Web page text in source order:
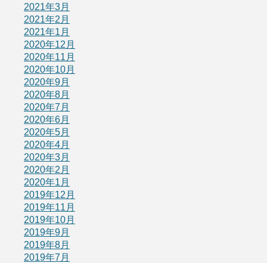
2021年3月
2021年2月
2021年1月
2020年12月
2020年11月
2020年10月
2020年9月
2020年8月
2020年7月
2020年6月
2020年5月
2020年4月
2020年3月
2020年2月
2020年1月
2019年12月
2019年11月
2019年10月
2019年9月
2019年8月
2019年7月